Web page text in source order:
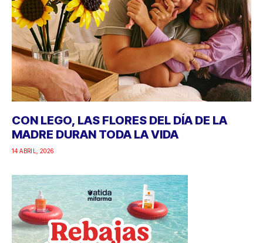
CON LEGO, LAS FLORES DEL DÍA DE LA
MADRE DURAN TODA LA VIDA
14 ABRIL, 2026